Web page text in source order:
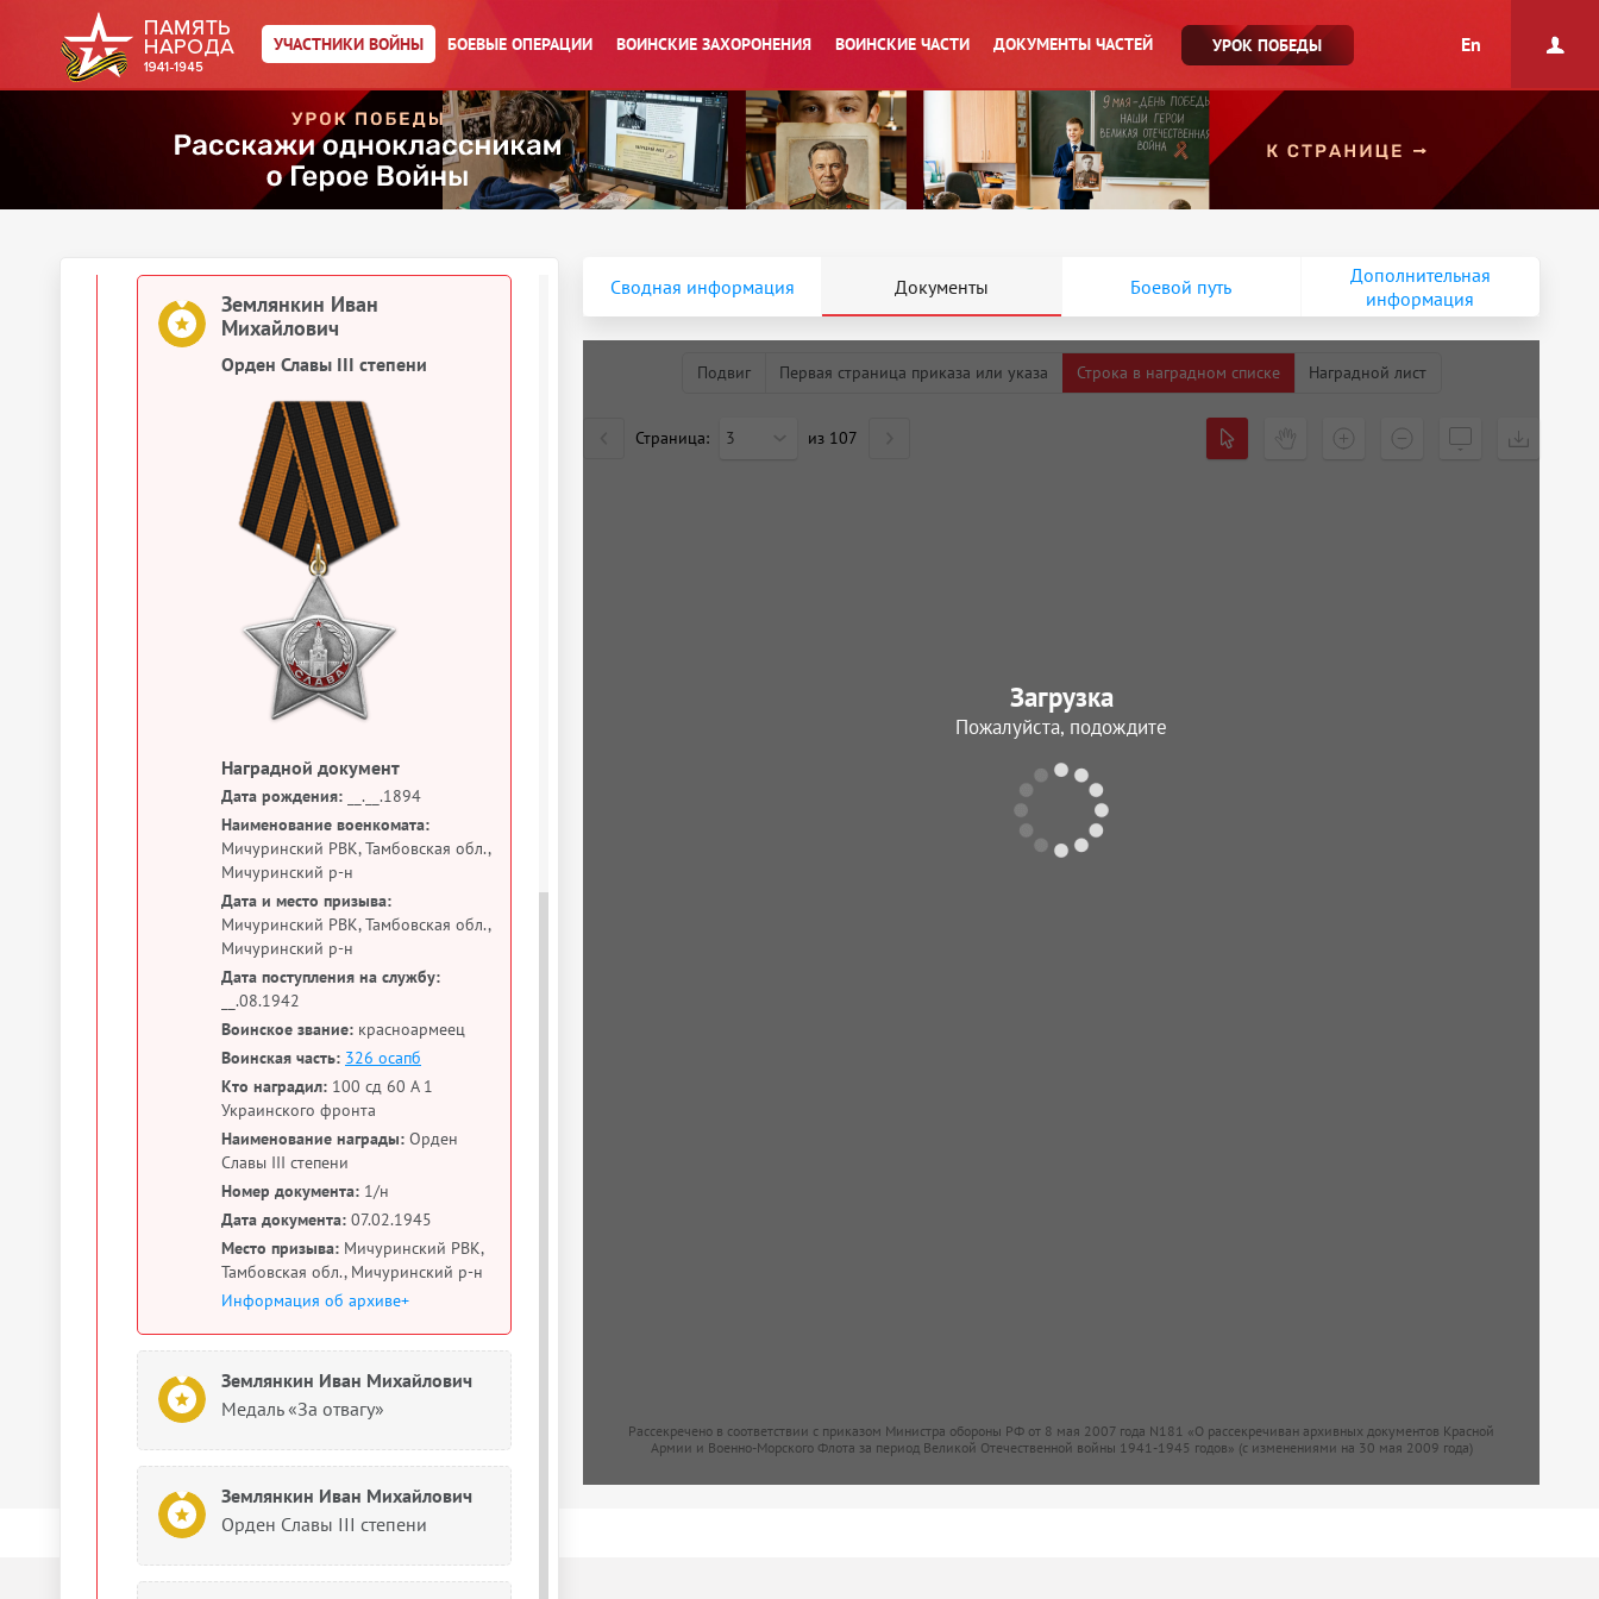
УЧАСТНИКИ ВОЙНЫ БОЕВЫЕ ОПЕРАЦИИ ВОИНСКИЕ ЗАХОРОНЕНИЯ ВОИНСКИЕ ЧАСТИ ДОКУМЕНТЫ ЧАСТЕЙ УРОК ПОБЕДЫ En
Землянкин Иван Михайлович
Медаль «За боевые заслуги»
Землянкин Иван
Михайлович
Орден Славы III степени
Наградной документ
Дата рождения: __.__.1894
Наименование военкомата:
Мичуринский РВК, Тамбовская обл.,
Мичуринский р-н
Дата и место призыва:
Мичуринский РВК, Тамбовская обл.,
Мичуринский р-н
Дата поступления на службу:
__.08.1942
Воинское звание: красноармеец
Воинская часть: 326 осапб
Кто наградил: 100 сд 60 А 1
Украинского фронта
Наименование награды: Орден
Славы III степени
Номер документа: 1/н
Дата документа: 07.02.1945
Место призыва: Мичуринский РВК,
Тамбовская обл., Мичуринский р-н
Информация об архиве+
Землянкин Иван Михайлович
Медаль «За отвагу»
Землянкин Иван Михайлович
Орден Славы III степени
Сводная информация Документы Боевой путь
Дополнительная
информация
Подвиг Первая страница приказа или указа Строка в наградном списке Наградной лист
Страница: 3 из 107
Рассекречено в соответствии с приказом Министра обороны РФ от 8 мая 2007 года N181 «О рассекречиван архивных документов Красной
Армии и Военно-Морского Флота за период Великой Отечественной войны 1941-1945 годов» (с изменениями на 30 мая 2009 года)
Загрузка
Пожалуйста, подождите